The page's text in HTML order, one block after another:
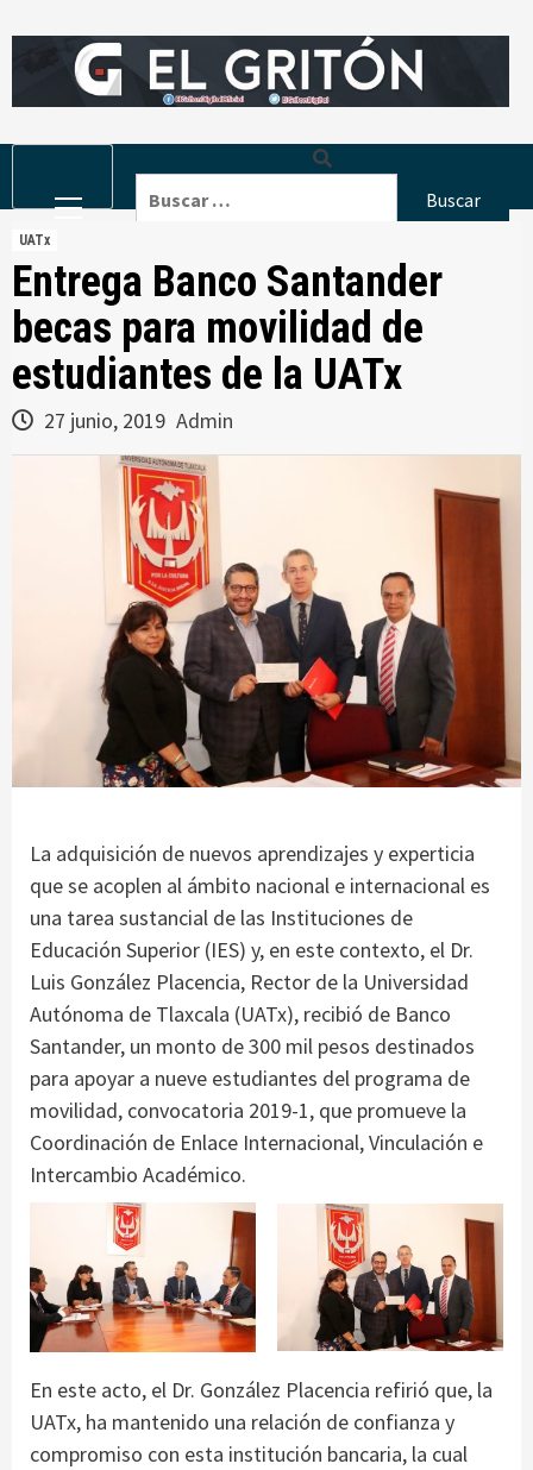
to
Menu
UATx
Entrega Banco Santander
becas para movilidad de
estudiantes de la UATx
27 junio, 2019 Admin
La adquisición de nuevos aprendizajes y experticia
que se acoplen al ámbito nacional e internacional es
una tarea sustancial de las Instituciones de
Educación Superior (IES) y, en este contexto, el Dr.
Luis González Placencia, Rector de la Universidad
Autónoma de Tlaxcala (UATx), recibió de Banco
Santander, un monto de 300 mil pesos destinados
para apoyar a nueve estudiantes del programa de
movilidad, convocatoria 2019-1, que promueve la
Coordinación de Enlace Internacional, Vinculación e
Intercambio Académico.
En este acto, el Dr. González Placencia refirió que, la
UATx, ha mantenido una relación de confianza y
compromiso con esta institución bancaria, la cual